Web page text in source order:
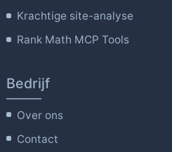
Krachtige site-analyse
Rank Math MCP Tools
Bedrijf
Over ons
Contact